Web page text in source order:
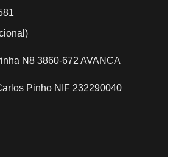
N8 3860-672 AVANCA
Pinho NIF 232290040